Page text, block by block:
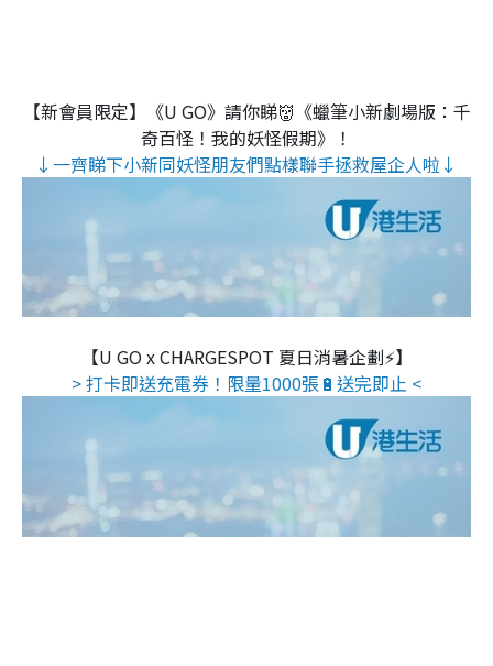
【新會員限定】《U GO》請你睇👹《蠟筆小新劇場版：千
奇百怪！我的妖怪假期》！
↓一齊睇下小新同妖怪朋友們點樣聯手拯救屋企人啦↓
【U GO x CHARGESPOT 夏日消暑企劃⚡】
> 打卡即送充電券！限量1000張🔋送完即止 <